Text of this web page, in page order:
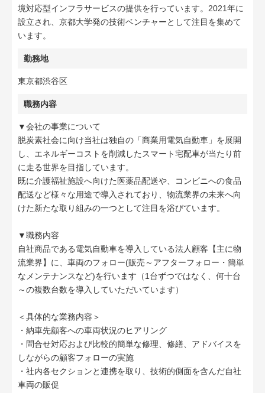
境対応型インフラサービスの提供を行っています。2021年に
設立され、京都大学発の技術ベンチャーとして注目を集めて
います。
勤務地
東京都渋谷区
職務内容
▼会社の事業について
脱炭素社会に向け当社は独自の「商業用電気自動車」を展開
し、エネルギーコストを削減したスマート宅配車が当たり前
に走る世界を目指しています。
既に介護福祉施設へ向けた医薬品配送や、コンビニへの食品
配送など様々な用途で導入されており、物流業界の未来へ向
けた新たな取り組みの一つとして注目を浴びています。
▼職務内容
自社商品である電気自動車を導入している法人顧客【主に物
流業界】に、車両のフォロー(販売～アフターフォロー・簡単
なメンテナンスなど)を行います（1台ずつではなく、何十台
～の複数台数を導入していただいています）
＜具体的な業務内容＞
・納車先顧客への車両状況のヒアリング
・問合せ対応および比較的簡単な修理、修繕、アドバイスを
しながらの顧客フォローの実施
・社内各セクションと連携を取り、技術的側面を含んだ自社
車両の販促